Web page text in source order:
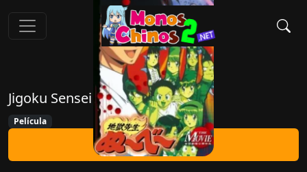
Jigoku Sensei Nube Movie
Película
Ver Ahora